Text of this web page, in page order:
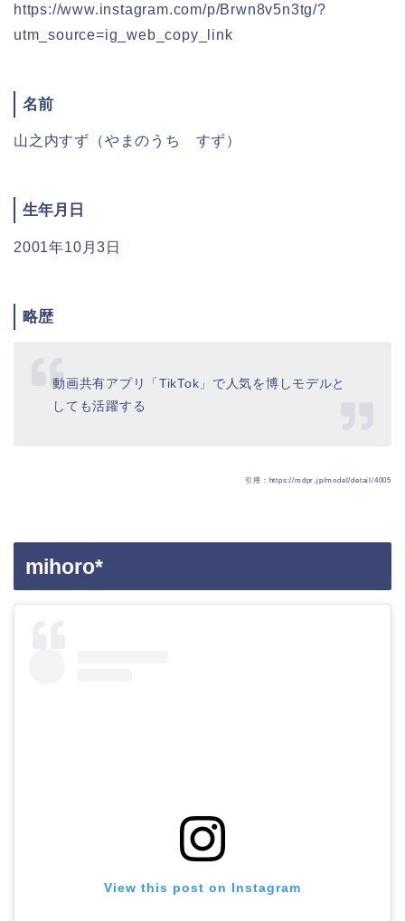
https://www.instagram.com/p/Brwn8v5n3tg/?
utm_source=ig_web_copy_link
名前
山之内すず（やまのうち すず）
生年月日
2001年10月3日
略歴
動画共有アプリ「TikTok」で人気を博しモデルと
しても活躍する
引用：https://mdpr.jp/model/detail/4005
mihoro*
View this post on Instagram